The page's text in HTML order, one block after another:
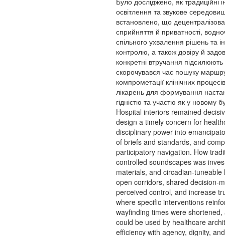
освітлення та звукове
встановлено, що
сприйняття й приватності,
спільного ухвалення рішень та
контролю, а також довіру й
конкретні втручання
скорочувався час пошуку
компрометації клінічних
лікарень для формування
гідністю та участю як у новому
Hospital interiors remained
design a timely concern for
disciplinary power into
of briefs and standards, and
participatory navigation. How
controlled soundscapes was
materials, and circadian-
open corridors, shared decision-
perceived control, and increase
where specific interventions
wayfinding times were
could be used by healthcare
efficiency with agency, dignity,